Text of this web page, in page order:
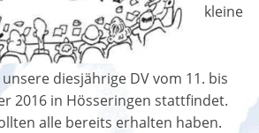
kleine
diesjährige DV vom 11. bis
2016 in Hösseringen stattfindet.
alle bereits erhalten haben.